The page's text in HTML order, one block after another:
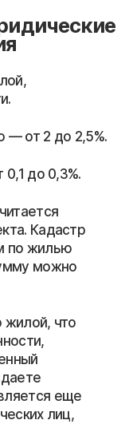
— от 2 до 2,5%.
до 0,3%.
Кадастр
по жилью
можно
жилой, что
еще
лиц,